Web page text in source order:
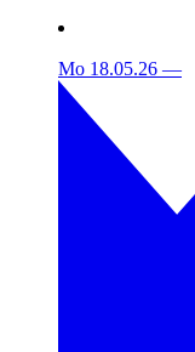
Mo 18.05.26 —